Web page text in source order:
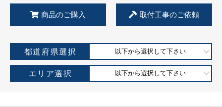
商品のご購入 取付工事のご依頼
都道府県選択 以下から選択して下さい
エリア選択 以下から選択して下さい